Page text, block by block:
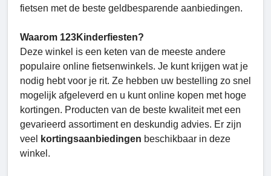
fietsen met de beste geldbesparende aanbiedingen.
Waarom 123Kinderfiesten?
Deze winkel is een keten van de meeste andere
populaire online fietsenwinkels. Je kunt krijgen wat je
nodig hebt voor je rit. Ze hebben uw bestelling zo snel
mogelijk afgeleverd en u kunt online kopen met hoge
kortingen. Producten van de beste kwaliteit met een
gevarieerd assortiment en deskundig advies. Er zijn
veel
kortingsaanbiedingen beschikbaar in deze
winkel.